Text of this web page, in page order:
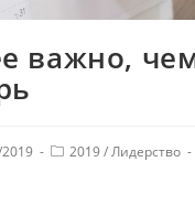
важно,
2019 / Лидерство